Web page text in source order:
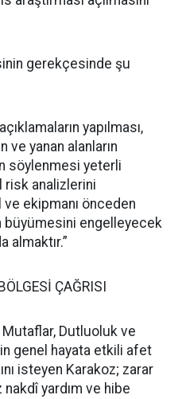
gerekçesinde şu
yapılması,
ve yanan alanların
söylenmesi yeterli
risk analizlerini
ekipmanı önceden
büyümesini engelleyecek
almaktır.”
ÇAĞRISI
Mutaflar, Dutluoluk ve
genel hayata etkili afet
isteyen Karakoz; zarar
nakdî yardım ve hibe